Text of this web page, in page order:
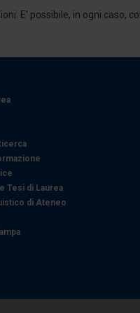
E' possibile, in ogni caso,
Tesi di Laurea
di Ateneo